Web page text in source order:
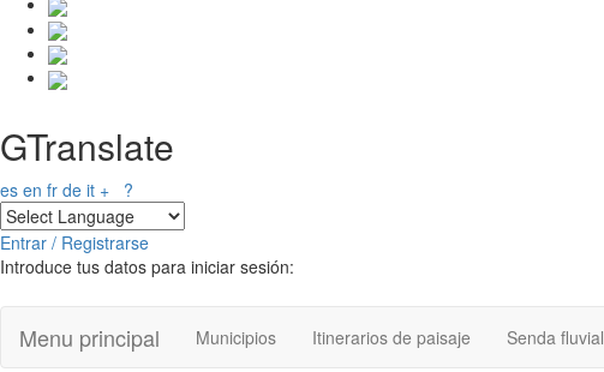
GTranslate
es en fr de it + ?
Entrar / Registrarse
Introduce tus datos para iniciar sesión:
Menu principal Municipios Itinerarios de paisaje Senda fluvial